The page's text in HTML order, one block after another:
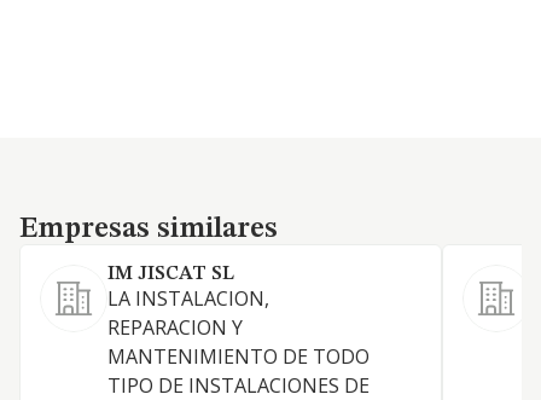
Empresas similares
Empresas similares
IM JISCAT SL
LA INSTALACION,
REPARACION Y
MANTENIMIENTO DE TODO
TIPO DE INSTALACIONES DE